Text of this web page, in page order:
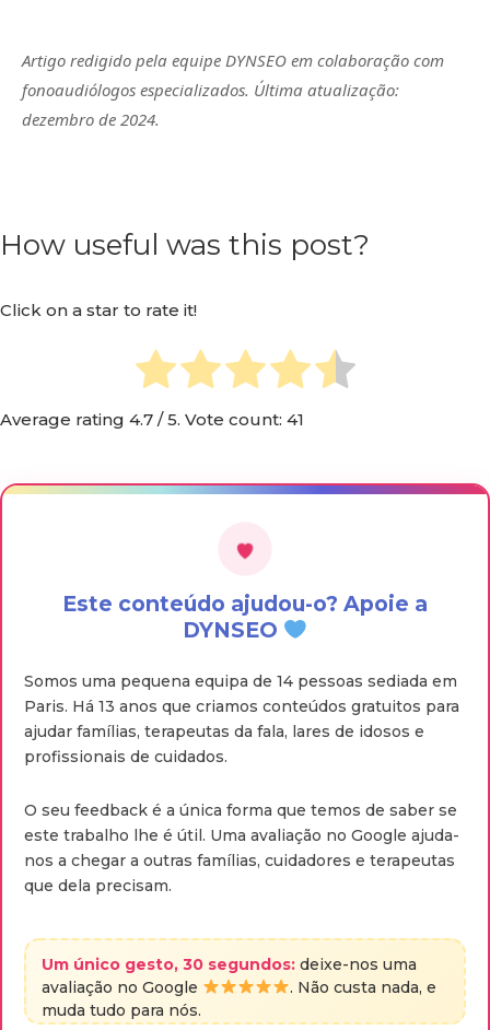
Artigo redigido pela equipe DYNSEO em colaboração com
fonoaudiólogos especializados. Última atualização:
dezembro de 2024.
How useful was this post?
Click on a star to rate it!
Average rating 4.7 / 5. Vote count: 41
Este conteúdo ajudou-o? Apoie a
DYNSEO
Somos uma pequena equipa de 14 pessoas sediada em
Paris. Há 13 anos que criamos conteúdos gratuitos para
ajudar famílias, terapeutas da fala, lares de idosos e
profissionais de cuidados.
O seu feedback é a única forma que temos de saber se
este trabalho lhe é útil. Uma avaliação no Google ajuda-
nos a chegar a outras famílias, cuidadores e terapeutas
que dela precisam.
Um único gesto, 30 segundos: deixe-nos uma
avaliação no Google
. Não custa nada, e
muda tudo para nós.